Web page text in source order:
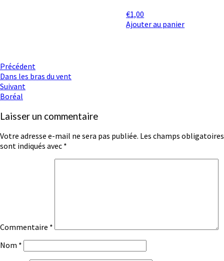
€1,00
Ajouter au panier
Navigation
d'article
Précédent
Dans les bras du vent
Suivant
Boréal
Laisser un commentaire
Votre adresse e-mail ne sera pas publiée. Les champs obligatoires
sont indiqués avec *
Commentaire *
Nom *